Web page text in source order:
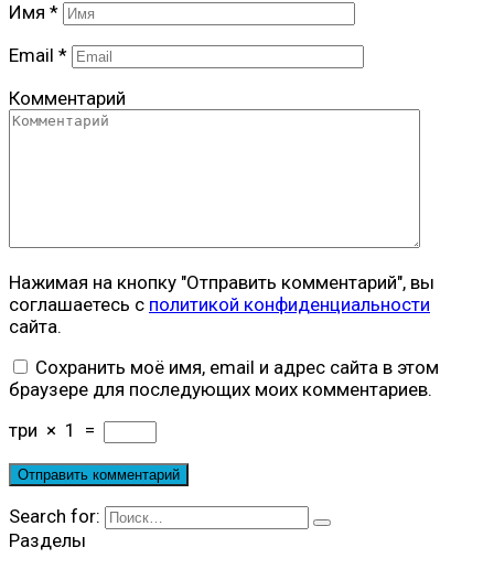
Имя *
Email *
Комментарий
Нажимая на кнопку "Отправить комментарий", вы
соглашаетесь с политикой конфиденциальности
сайта.
Сохранить моё имя, email и адрес сайта в этом
браузере для последующих моих комментариев.
три × 1 =
Search for:
Разделы